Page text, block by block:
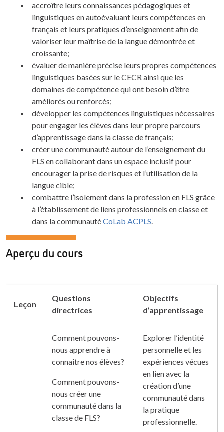
accroître leurs connaissances pédagogiques et
linguistiques en autoévaluant leurs compétences en
français et leurs pratiques d’enseignement afin de
valoriser leur maîtrise de la langue démontrée et
croissante;
évaluer de manière précise leurs propres compétences
linguistiques basées sur le CECR ainsi que les
domaines de compétence qui ont besoin d’être
améliorés ou renforcés;
développer les compétences linguistiques nécessaires
pour engager les élèves dans leur propre parcours
d’apprentissage dans la classe de français;
créer une communauté autour de l’enseignement du
FLS en collaborant dans un espace inclusif pour
encourager la prise de risques et l’utilisation de la
langue cible;
combattre l’isolement dans la profession en FLS grâce
à l’établissement de liens professionnels en classe et
dans la communautéCoLab ACPLS.
Aperçu du cours
Leçon
Questions
directrices
Objectifs
d’apprentissage
Comment pouvons-
nous apprendre à
connaître nos élèves?
Comment pouvons-
nous créer une
communauté dans la
classe de FLS?
Explorer l’identité
personnelle et les
expériences vécues
en lien avec la
création d’une
communauté dans
la pratique
professionnelle.